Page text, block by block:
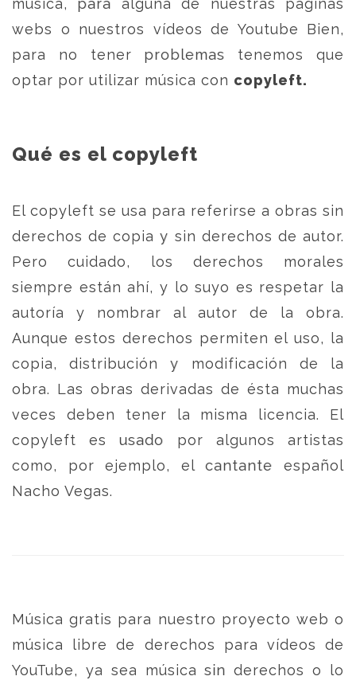
música, para alguna de nuestras páginas
webs o nuestros vídeos de Youtube Bien,
para no tener problemas tenemos que
optar por utilizar música con copyleft.
Qué es el copyleft
El copyleft se usa para referirse a obras sin
derechos de copia y sin derechos de autor.
Pero cuidado, los derechos morales
siempre están ahí, y lo suyo es respetar la
autoría y nombrar al autor de la obra.
Aunque estos derechos permiten el uso, la
copia, distribución y modificación de la
obra. Las obras derivadas de ésta muchas
veces deben tener la misma licencia. El
copyleft es usado por algunos artistas
como, por ejemplo, el cantante español
Nacho Vegas.
Música gratis para nuestro proyecto web o
música libre de derechos para vídeos de
YouTube, ya sea música sin derechos o lo